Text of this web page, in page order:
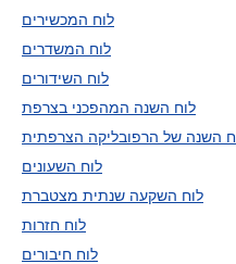
לוח המכשירים
לוח המשדרים
לוח השידורים
לוח השנה המהפכני בצרפת
השנה של הרפובליקה הצרפתית
לוח השעונים
לוח השקעה שנתית מצטברת
לוח חזרות
לוח חיבורים